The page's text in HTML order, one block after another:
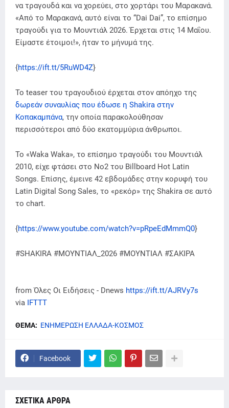
να τραγουδά και να χορεύει, στο χορτάρι του Μαρακανά.
«Από το Μαρακανά, αυτό είναι το “Dai Dai”, το επίσημο
τραγούδι για το Μουντιάλ 2026. Έρχεται στις 14 Μαΐου.
Είμαστε έτοιμοι!», ήταν το μήνυμά της.
{https://ift.tt/5RuWD4Z}
Το teaser του τραγουδιού έρχεται στον απόηχο της
δωρεάν συναυλίας που έδωσε η Shakira στην
Κοπακαμπάνα, την οποία παρακολούθησαν
περισσότεροι από δύο εκατομμύρια άνθρωποι.
Το «Waka Waka», το επίσημο τραγούδι του Μουντιάλ
2010, είχε φτάσει στο Νο2 του Billboard Hot Latin
Songs. Επίσης, έμεινε 42 εβδομάδες στην κορυφή του
Latin Digital Song Sales, το «ρεκόρ» της Shakira σε αυτό
το chart.
{https://www.youtube.com/watch?v=pRpeEdMmmQ0}
#SHAKIRA #ΜΟΥΝΤΙΑΛ_2026 #ΜΟΥΝΤΙΑΛ #ΣΑΚΙΡΑ
from Όλες Οι Ειδήσεις - Dnews https://ift.tt/AJRVy7s
via IFTTT
ΘΕΜΑ: ΕΝΗΜΕΡΩΣΗ ΕΛΛΑΔΑ-ΚΟΣΜΟΣ
Facebook
ΣΧΕΤΙΚΑ ΑΡΘΡΑ